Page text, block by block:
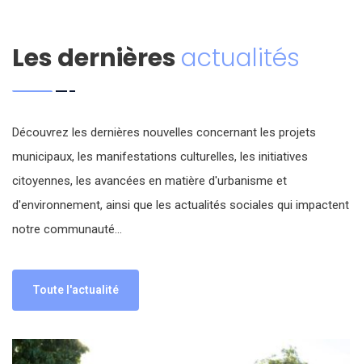
Les dernièresactualités
Découvrez les dernières nouvelles concernant les projets
municipaux, les manifestations culturelles, les initiatives
citoyennes, les avancées en matière d'urbanisme et
d'environnement, ainsi que les actualités sociales qui impactent
notre communauté...
Toute l'actualité